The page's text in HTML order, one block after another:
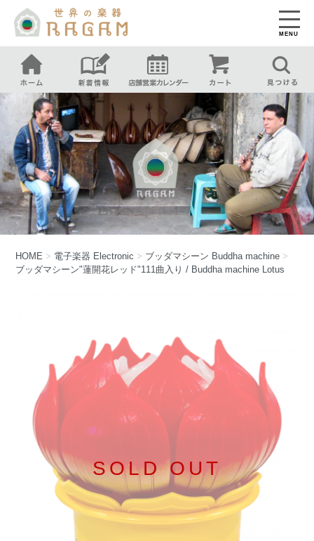
MENU
HOME > 電子楽器 Electronic > ブッダマシーン Buddha machine >
ブッダマシーン"蓮開花レッド"111曲入り / Buddha machine Lotus
SOLD OUT